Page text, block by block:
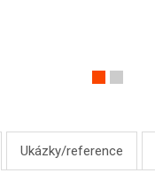
Ukázky/reference